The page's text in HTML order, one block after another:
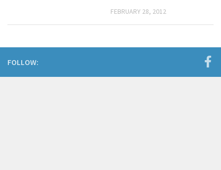
FEBRUARY 28, 2012
FOLLOW: